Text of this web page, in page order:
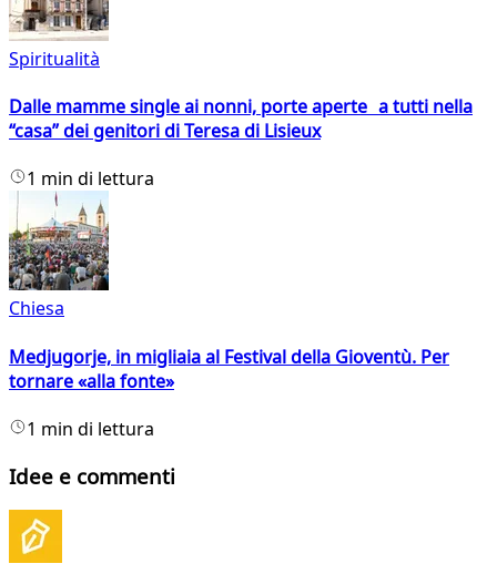
Spiritualità
Dalle mamme single ai nonni, porte aperte a tutti nella
“casa” dei genitori di Teresa di Lisieux
1 min di lettura
Chiesa
Medjugorje, in migliaia al Festival della Gioventù. Per
tornare «alla fonte»
1 min di lettura
Idee e commenti